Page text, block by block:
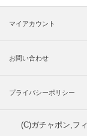
マイアカウント
お問い合わせ
プライバシーポリシー
(C)ガチャポン,フ